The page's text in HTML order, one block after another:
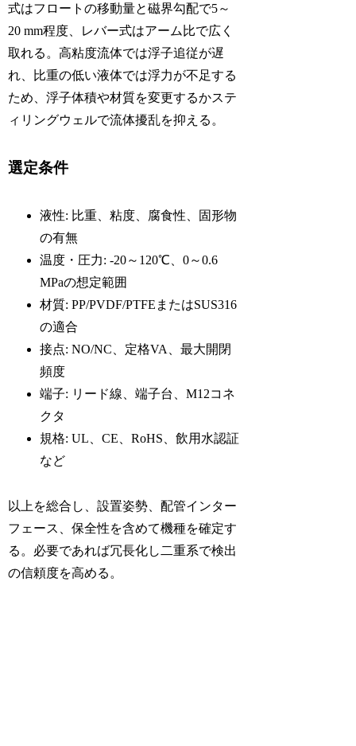
式はフロートの移動量と磁界勾配で5～
20 mm程度、レバー式はアーム比で広く
取れる。高粘度流体では浮子追従が遅
れ、比重の低い液体では浮力が不足する
ため、浮子体積や材質を変更するかステ
ィリングウェルで流体擾乱を抑える。
選定条件
液性: 比重、粘度、腐食性、固形物
の有無
温度・圧力: -20～120℃、0～0.6
MPaの想定範囲
材質: PP/PVDF/PTFEまたはSUS316
の適合
接点: NO/NC、定格VA、最大開閉
頻度
端子: リード線、端子台、M12コネ
クタ
規格: UL、CE、RoHS、飲用水認証
など
以上を総合し、設置姿勢、配管インター
フェース、保全性を含めて機種を確定す
る。必要であれば冗長化し二重系で検出
の信頼度を高める。